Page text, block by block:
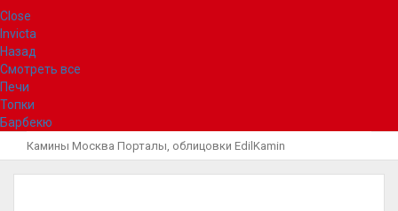
Close
Invicta
Назад
Смотреть все
Печи
Топки
Барбекю
Камины Москва Порталы, облицовки EdilKamin